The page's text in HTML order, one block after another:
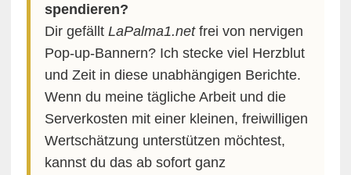
spendieren?
Dir gefällt LaPalma1.netfrei von nervigen
Pop-up-Bannern? Ich stecke viel Herzblut
und Zeit in diese unabhängigen Berichte.
Wenn du meine tägliche Arbeit und die
Serverkosten mit einer kleinen, freiwilligen
Wertschätzung unterstützen möchtest,
kannst du das ab sofort ganz